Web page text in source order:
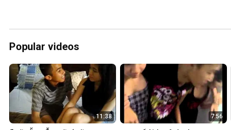
Popular videos
11:38 7:56